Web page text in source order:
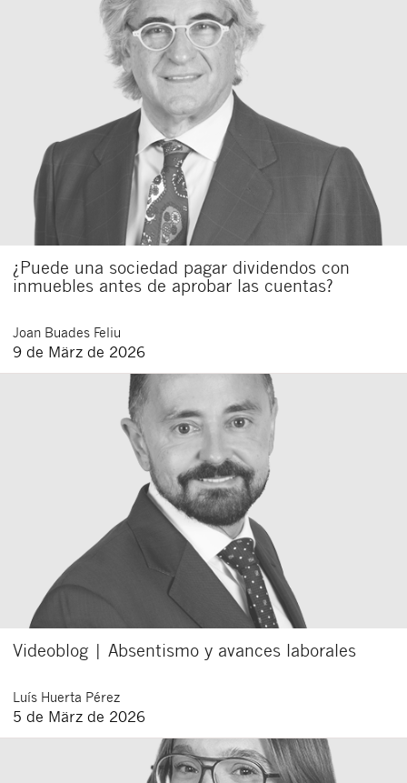
¿Puede una sociedad pagar dividendos con
inmuebles antes de aprobar las cuentas?
Joan Buades Feliu
9 de März de 2026
Videoblog | Absentismo y avances laborales
Luís Huerta Pérez
5 de März de 2026